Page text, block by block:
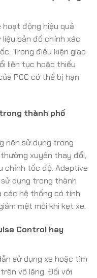
hoạt động hiệu quả
bản đồ chính xác
Trong điều kiện giao
liên tục hoặc thiếu
PCC có thể bị hạn
thành phố
nên sử dụng trong
xuyên thay đổi,
chỉnh tốc độ. Adaptive
dụng trong thành
các hệ thống có tính
mệt mỏi khi kẹt xe.
Control hay
sử dụng xe hoặc tìm
vô lăng. Đối với